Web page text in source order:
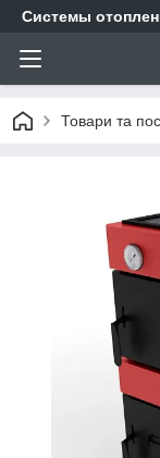
Системы
Товари та